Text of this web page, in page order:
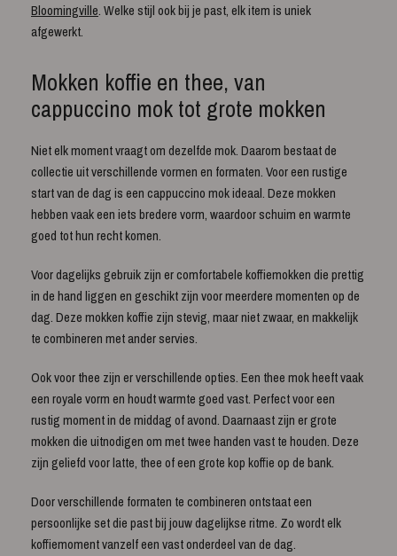
Bloomingville. Welke stijl ook bij je past, elk item is uniek
afgewerkt.
Mokken koffie en thee, van
cappuccino mok tot grote mokken
Niet elk moment vraagt om dezelfde mok. Daarom bestaat de
collectie uit verschillende vormen en formaten. Voor een rustige
start van de dag is een cappuccino mok ideaal. Deze mokken
hebben vaak een iets bredere vorm, waardoor schuim en warmte
goed tot hun recht komen.
Voor dagelijks gebruik zijn er comfortabele koffiemokken die prettig
in de hand liggen en geschikt zijn voor meerdere momenten op de
dag. Deze mokken koffie zijn stevig, maar niet zwaar, en makkelijk
te combineren met ander servies.
Ook voor thee zijn er verschillende opties. Een thee mok heeft vaak
een royale vorm en houdt warmte goed vast. Perfect voor een
rustig moment in de middag of avond. Daarnaast zijn er grote
mokken die uitnodigen om met twee handen vast te houden. Deze
zijn geliefd voor latte, thee of een grote kop koffie op de bank.
Door verschillende formaten te combineren ontstaat een
persoonlijke set die past bij jouw dagelijkse ritme. Zo wordt elk
koffiemoment vanzelf een vast onderdeel van de dag.